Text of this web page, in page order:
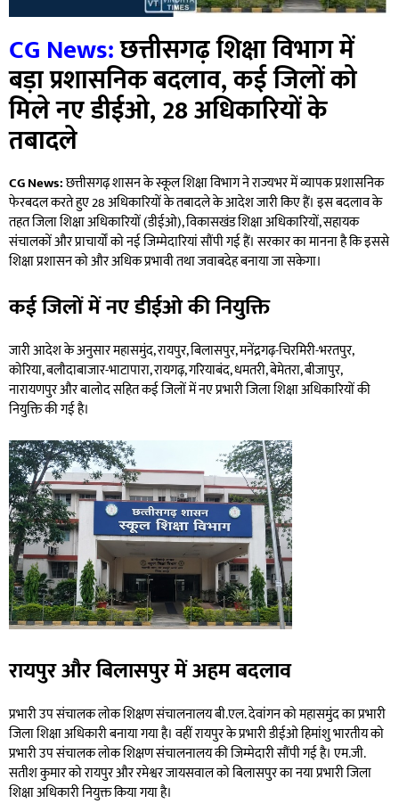
CG News:छत्तीसगढ़ शिक्षा विभाग में
बड़ा प्रशासनिक बदलाव, कई जिलों को
मिले नए डीईओ, 28 अधिकारियों के
तबादले
CG News:छत्तीसगढ़ शासन के स्कूल शिक्षा विभाग ने राज्यभर में व्यापक प्रशासनिक
फेरबदल करते हुए 28 अधिकारियों के तबादले के आदेश जारी किए हैं। इस बदलाव के
तहत जिला शिक्षा अधिकारियों (डीईओ), विकासखंड शिक्षा अधिकारियों, सहायक
संचालकों और प्राचार्यों को नई जिम्मेदारियां सौंपी गई हैं। सरकार का मानना है कि इससे
शिक्षा प्रशासन को और अधिक प्रभावी तथा जवाबदेह बनाया जा सकेगा।
कई जिलों में नए डीईओ की नियुक्ति
जारी आदेश के अनुसार महासमुंद, रायपुर, बिलासपुर, मनेंद्रगढ़-चिरमिरी-भरतपुर,
कोरिया, बलौदाबाजार-भाटापारा, रायगढ़, गरियाबंद, धमतरी, बेमेतरा, बीजापुर,
नारायणपुर और बालोद सहित कई जिलों में नए प्रभारी जिला शिक्षा अधिकारियों की
नियुक्ति की गई है।
रायपुर और बिलासपुर में अहम बदलाव
प्रभारी उप संचालक लोक शिक्षण संचालनालय बी.एल. देवांगन को महासमुंद का प्रभारी
जिला शिक्षा अधिकारी बनाया गया है। वहीं रायपुर के प्रभारी डीईओ हिमांशु भारतीय को
प्रभारी उप संचालक लोक शिक्षण संचालनालय की जिम्मेदारी सौंपी गई है। एम.जी.
सतीश कुमार को रायपुर और रमेश्वर जायसवाल को बिलासपुर का नया प्रभारी जिला
शिक्षा अधिकारी नियुक्त किया गया है।